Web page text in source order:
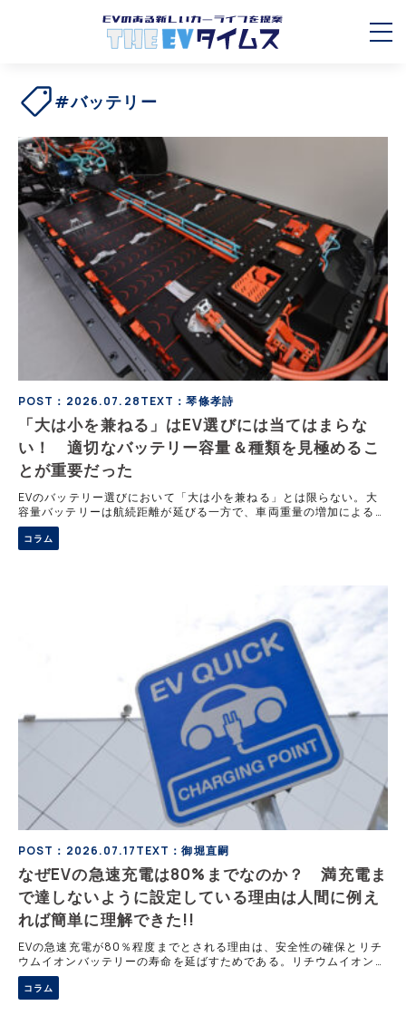
#バッテリー
POST：2026.07.28TEXT：琴條孝詩
「大は小を兼ねる」はEV選びには当てはまらな
い！ 適切なバッテリー容量＆種類を見極めるこ
とが重要だった
EVのバッテリー選びにおいて「大は小を兼ねる」とは限らない。大
容量バッテリーは航続距離が延びる一方で、車両重量の増加による電
費の悪化や充電時間の延長、価格上昇といったデメリットを伴う。ま
た、バッテリーの種類による特性の違いもあるため、日常の走行距離
や使い方に合った賢いバッテリーの選び方を解説する。
コラム
POST：2026.07.17TEXT：御堀直嗣
なぜEVの急速充電は80%までなのか？ 満充電ま
で達しないように設定している理由は人間に例え
れば簡単に理解できた!!
EVの急速充電が80％程度までとされる理由は、安全性の確保とリチ
ウムイオンバッテリーの寿命を延ばすためである。リチウムイオン電
池は高電圧・高エネルギー密度を実現する一方、充放電による電極材
料の膨張や収縮が進みすぎると結晶構造が損傷し、性能低下や発熱、
最悪の場合は事故につながる恐れがある。
コラム